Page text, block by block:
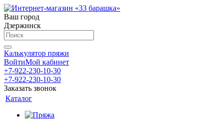
Ваш город
Дзержинск
Калькулятор пряжи
ВойтиМой кабинет
+7-922-230-10-30
+7-922-230-10-30
Заказать звонок
Каталог